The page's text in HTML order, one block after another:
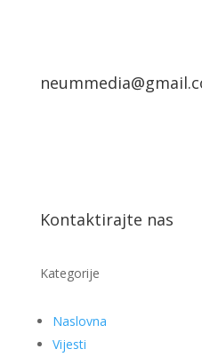
Kontaktirajte nas
Kategorije
Naslovna
Vijesti